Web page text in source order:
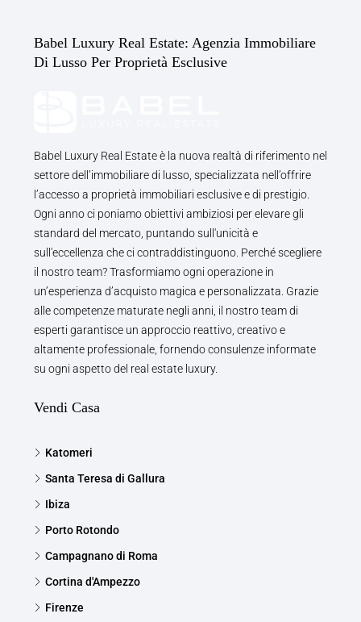
Babel Luxury Real Estate: Agenzia Immobiliare
Di Lusso Per Proprietà Esclusive
Babel Luxury Real Estate è la nuova realtà di riferimento nel
settore dell’immobiliare di lusso, specializzata nell’offrire
l’accesso a proprietà immobiliari esclusive e di prestigio.
Ogni anno ci poniamo obiettivi ambiziosi per elevare gli
standard del mercato, puntando sull'unicità e
sull'eccellenza che ci contraddistinguono. Perché scegliere
il nostro team? Trasformiamo ogni operazione in
un’esperienza d’acquisto magica e personalizzata. Grazie
alle competenze maturate negli anni, il nostro team di
esperti garantisce un approccio reattivo, creativo e
altamente professionale, fornendo consulenze informate
su ogni aspetto del real estate luxury.
Vendi Casa
Katomeri
Santa Teresa di Gallura
Ibiza
Porto Rotondo
Campagnano di Roma
Cortina d'Ampezzo
Firenze